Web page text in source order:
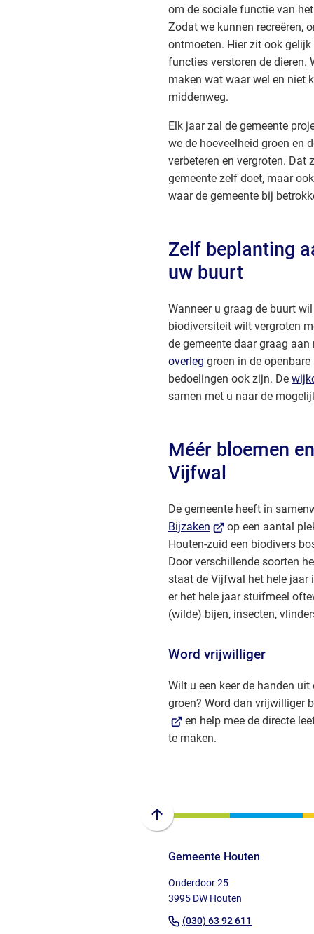
om de sociale functie van
Zodat we kunnen recreëren,
ontmoeten. Hier zit ook
functies verstoren de dieren.
maken wat waar wel en niet
middenweg.
Elk jaar zal de gemeente
we de hoeveelheid groen en
verbeteren en vergroten. Dat
gemeente zelf doet, maar
waar de gemeente bij
Zelf beplanting
uw buurt
Wanneer u graag de buurt
biodiversiteit wilt vergroten
de gemeente daar graag
overleg groen in de
bedoelingen ook zijn. De
samen met u naar de
Méér bloemen
Vijfwal
De gemeente heeft in
Bijzaken (Verwijst
naar
een
externe
website)
op een aantal
Houten-zuid een biodivers
Door verschillende soorten
staat de Vijfwal het hele jaar
er het hele jaar stuifmeel
(wilde) bijen, insecten,
Word vrijwilliger
Wilt u een keer de handen
groen? Word dan vrijwilliger
en help mee de directe
te maken.
Scroll
boven
het
van
Gemeente Houten
Onderdoor 25
3995 DW Houten
(030) 63 92 611